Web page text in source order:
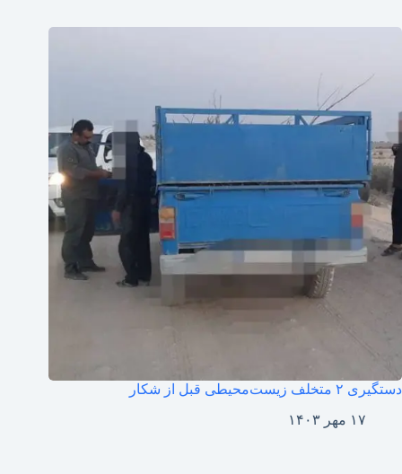
دستگیری ۲ متخلف زیست‌‌محیطی قبل از شکار
۱۷ مهر ۱۴۰۳